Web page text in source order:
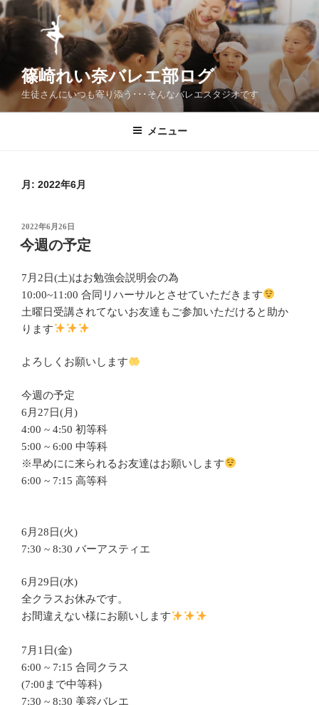
コ
ン
テ
へ
ス
篠崎れい奈バレエ部ログ
生徒さんにいつも寄り添う･･･そんなバレエスタジオです
メニュー
月: 2022年6月
投
稿
日:
2022年6月26日
今週の予定
7月2日(土)はお勉強会説明会の為
10:00~11:00 合同リハーサルとさせていただきます
土曜日受講されてないお友達もご参加いただけると助か
ります
よろしくお願いします
今週の予定
6月27日(月)
4:00 ~ 4:50 初等科
5:00 ~ 6:00 中等科
※早めにに来られるお友達はお願いします
6:00 ~ 7:15 高等科
6月28日(火)
7:30 ~ 8:30 バーアスティエ
6月29日(水)
全クラスお休みです。
お間違えない様にお願いします
7月1日(金)
6:00 ~ 7:15 合同クラス
(7:00まで中等科)
7:30 ~ 8:30 美容バレエ